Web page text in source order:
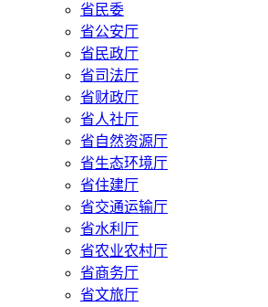
省民委
省公安厅
省民政厅
省司法厅
省财政厅
省人社厅
省自然资源厅
省生态环境厅
省住建厅
省交通运输厅
省水利厅
省农业农村厅
省商务厅
省文旅厅